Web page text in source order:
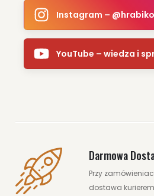
Instagram –
YouTube – wiedza i
Darmowa
Przy
dostawa